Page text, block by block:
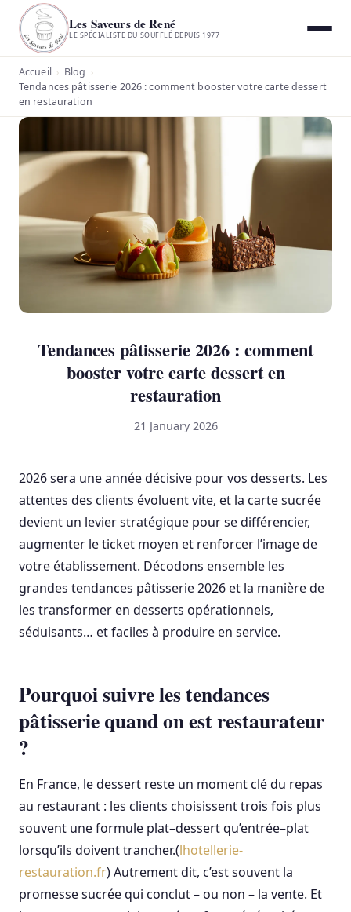
Les Saveurs de René
LE SPÉCIALISTE DU SOUFFLÉ DEPUIS 1977
Accueil › Blog ›
Tendances pâtisserie 2026 : comment booster votre carte dessert
en restauration
Tendances pâtisserie 2026 : comment
booster votre carte dessert en
restauration
21 January 2026
2026 sera une année décisive pour vos desserts. Les
attentes des clients évoluent vite, et la carte sucrée
devient un levier stratégique pour se différencier,
augmenter le ticket moyen et renforcer l’image de
votre établissement. Décodons ensemble les
grandes tendances pâtisserie 2026 et la manière de
les transformer en desserts opérationnels,
séduisants… et faciles à produire en service.
Pourquoi suivre les tendances
pâtisserie quand on est restaurateur
?
En France, le dessert reste un moment clé du repas
au restaurant : les clients choisissent trois fois plus
souvent une formule plat–dessert qu’entrée–plat
lorsqu’ils doivent trancher.(lhotellerie-
restauration.fr) Autrement dit, c’est souvent la
promesse sucrée qui conclut – ou non – la vente. Et